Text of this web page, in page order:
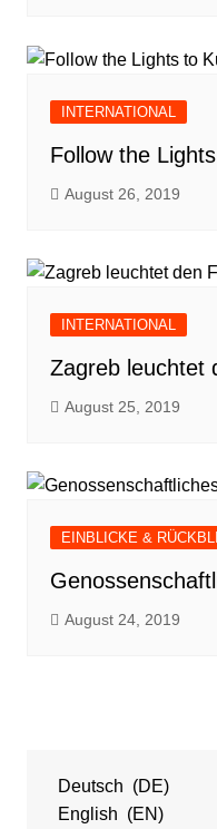
INTERNATIONAL
Follow the
August 26, 2019
INTERNATIONAL
Zagreb leuchtet
August 25, 2019
EINBLICKE &
August 24, 2019
Deutsch
DE
English
EN